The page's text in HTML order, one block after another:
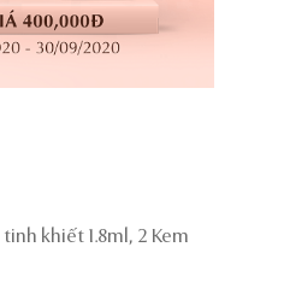
khiết 1.8ml, 2 Kem